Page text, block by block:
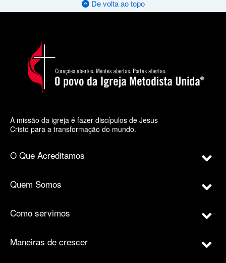
De volta ao topo
A missão da igreja é fazer discípulos de Jesus
Cristo para a transformação do mundo.
O Que Acreditamos
Quem Somos
Como servimos
Maneiras de crescer